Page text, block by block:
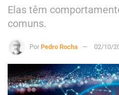
Elas têm
comuns.
Por Pedro Rocha 02/10/